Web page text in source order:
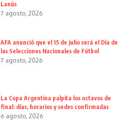
Lanús
7 agosto, 2026
AFA anunció que el 15 de julio será el Día de
las Selecciones Nacionales de Fútbol
7 agosto, 2026
La Copa Argentina palpita los octavos de
final: días, horarios y sedes confirmadas
6 agosto, 2026